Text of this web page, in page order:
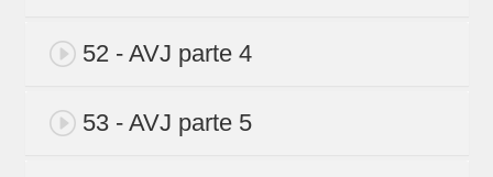
52 - AVJ parte 4
53 - AVJ parte 5